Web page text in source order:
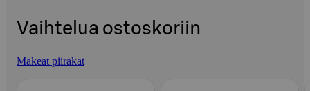
Vaihtelua ostoskoriin
Makeat piirakat